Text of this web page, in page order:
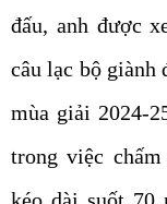
đấu, anh được
câu lạc bộ giành
mùa giải 2024-
trong việc